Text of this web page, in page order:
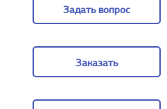
Задать вопрос
Заказать